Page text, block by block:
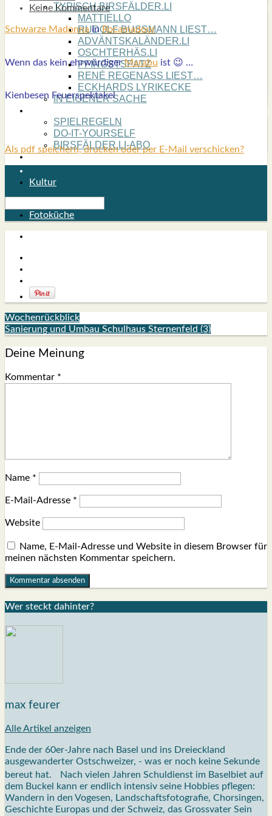
TYPISCH BIRSFÄLDER.LI
MATTIELLO
RUDOLF BUSS­MANN LIEST…
ADVÄNTSKALÄNDER.LI
OSCHTERHÄS.LI
PFINGST­SPATZ
RENÉ REGEN­ASS LIEST…
ECK­HARDS LYRIK­ECKE
IN EIGE­NER SACHE
SPIEL­RE­GELN
DO-IT-YOUR­S­ELF
BIRSFÄLDER.LI-ABO
SHOUT­BOX
Keine Kommentare
Schwar­ze Madon­na in Roca­ma­dour
Wenn das kein ehr­wür­di­ger Mara­bu ist 😉 …
Kien­be­sen Feu­er­spek­ta­kel
Als pdf speichern, drucken oder per E-Mail verschicken?
Kultur
Fotoküche
Wochenrückblick
Sanierung und Umbau Schulhaus Sternenfeld (3)
Deine Meinung
Kommentar *
Name *
E-Mail-Adresse *
Website
Name, E-Mail-Adresse und Website in diesem Browser für
meinen nächsten Kommentar speichern.
Wer steckt dahin­ter?
max feurer
Alle Artikel anzeigen
Ende der 60er-Jahre nach Basel und ins Dreieckland
ausgewanderter Ostschweizer, - was er noch keine Sekunde
bereut hat. Nach vielen Jahren Schuldienst im Baselbiet auf
dem Buckel kann er endlich intensiv seine Hobbies pflegen:
Wandern in den Vogesen, Landschaftsfotografie, Chorsingen,
Geschichte Europas und der Schweiz, das Grossvater Sein